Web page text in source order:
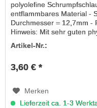
polyolefine
entflammbares Material -
Durchmesser = 12,7mm -
Hinweis: Mit sehr guten
elektrischen...
Artikel-Nr.:
3,60 € *
Merken
Lieferzeit ca. 1-3